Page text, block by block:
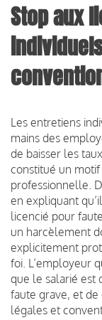
Stop aux
Les entretiens
mains des
de baisser les
constitué un
professionnelle.
en expliquant
licencié pour
un harcèlement
explicitement
foi. L’employeur
que le salarié est
faute grave, et de
légales et